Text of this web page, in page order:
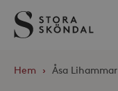
Stora
Sköndal
Hem › Åsa Lihammar